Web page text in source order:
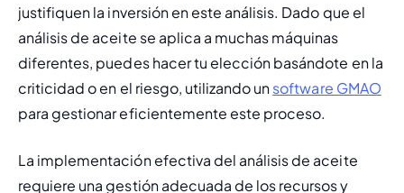
justifiquen la inversión en este análisis. Dado que el
análisis de aceite se aplica a muchas máquinas
diferentes, puedes hacer tu elección basándote en la
criticidad o en el riesgo, utilizando un software GMAO
para gestionar eficientemente este proceso.
La implementación efectiva del análisis de aceite
requiere una gestión adecuada de los recursos y